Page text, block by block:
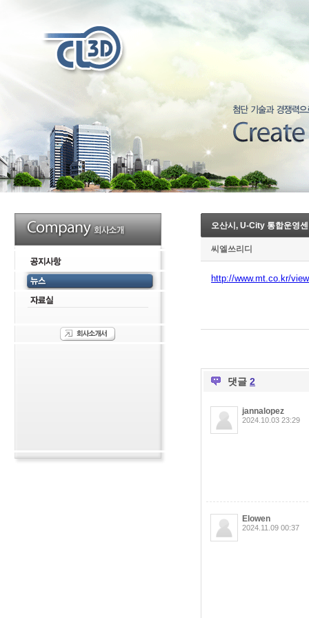
오산시, U-City 통합운영
씨엘쓰리디
http://www.mt.co.kr/
댓글 2
jannalopez
2024.10.03 23:29
Elowen
2024.11.09 00:37